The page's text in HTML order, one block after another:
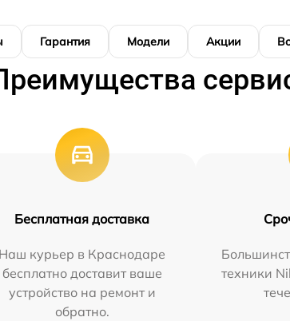
Гарантия Модели Акции
Бесплатная доставка
Наш курьер в Краснодаре
бесплатно доставит ваше
устройство на ремонт и
обратно.
техники